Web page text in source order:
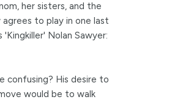
her sisters, and the
to play in one last
Nolan Sawyer:
confusing? His desire to
would be to walk